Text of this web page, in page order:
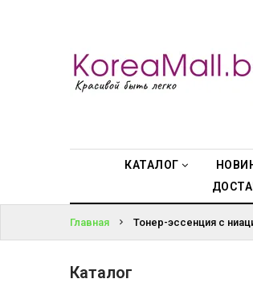
КАТАЛОГ
ВСЕ БРЕНДЫ
БРЕНДЫ N-V
ВОЙТИ
Главная Тонер-эссенция с
Каталог